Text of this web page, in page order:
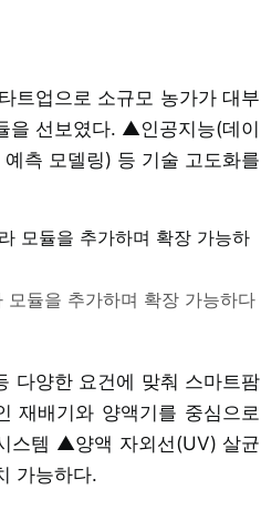
트업으로 소규모 농가가 대부
을 선보였다. ▲인공지능(데이
측 모델링) 등 기술 고도화를
듈을 추가하며 확장 가능하다
다양한 요건에 맞춰 스마트팜
재배기와 양액기를 중심으로
스템 ▲양액 자외선(UV) 살균
가능하다.